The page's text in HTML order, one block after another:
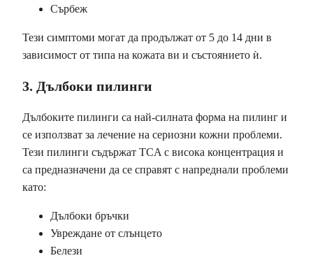
Сърбеж
Тези симптоми могат да продължат от 5 до 14 дни в
зависимост от типа на кожата ви и състоянието ѝ.
3. Дълбоки пилинги
Дълбоките пилинги са най-силната форма на пилинг и
се използват за лечение на сериозни кожни проблеми.
Тези пилинги съдържат TCA с висока концентрация и
са предназначени да се справят с напреднали проблеми
като:
Дълбоки бръчки
Увреждане от слънцето
Белези